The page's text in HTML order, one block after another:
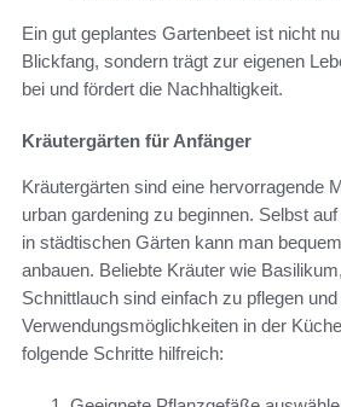
Ein gut geplantes Gartenbeet ist nicht
Blickfang, sondern trägt zur eigenen
bei und fördert die Nachhaltigkeit.
Kräutergärten für Anfänger
Kräutergärten sind eine hervorragende
urban gardening zu beginnen. Selbst
in städtischen Gärten kann man
anbauen. Beliebte Kräuter wie
Schnittlauch sind einfach zu pflegen
Verwendungsmöglichkeiten in der
folgende Schritte hilfreich: